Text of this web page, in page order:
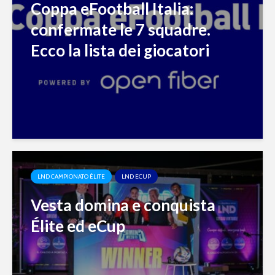
Coppa eFootball Italia:
confermate le 7 squadre.
Ecco la lista dei giocatori
LND CAMPIONATO ÉLITE LND ECUP
Vesta domina e conquista
Élite ed eCup